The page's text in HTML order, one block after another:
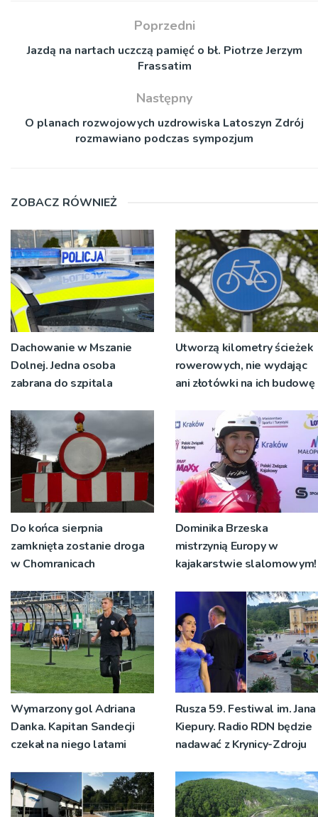
Poprzedni
Jazdą na nartach uczczą pamięć o bł. Piotrze Jerzym
Frassatim
Następny
O planach rozwojowych uzdrowiska Latoszyn Zdrój
rozmawiano podczas sympozjum
ZOBACZ RÓWNIEŻ
Dachowanie w Mszanie
Dolnej. Jedna osoba
zabrana do szpitala
Utworzą kilometry ścieżek
rowerowych, nie wydając
ani złotówki na ich budowę
Do końca sierpnia
zamknięta zostanie droga
w Chomranicach
Dominika Brzeska
mistrzynią Europy w
kajakarstwie slalomowym!
Wymarzony gol Adriana
Danka. Kapitan Sandecji
czekał na niego latami
Rusza 59. Festiwal im. Jana
Kiepury. Radio RDN będzie
nadawać z Krynicy-Zdroju